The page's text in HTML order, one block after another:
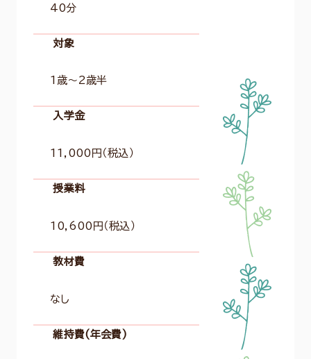
40分
対象
1歳〜2歳半
入学金
11,000円（税込）
授業料
10,600円（税込）
教材費
なし
維持費(年会費)